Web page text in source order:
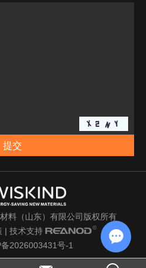
料（山东）有限公司版权所有
| 技术支持
2026003431号-1